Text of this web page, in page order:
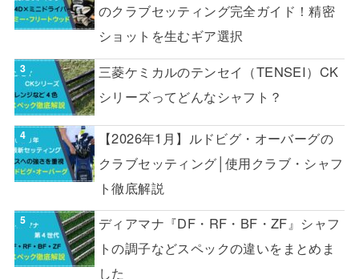
のクラブセッティング完全ガイド！精密
ショットを生むギア選択
三菱ケミカルのテンセイ（TENSEI）CK
シリーズってどんなシャフト？
【2026年1月】ルドビグ・オーバーグの
クラブセッティング│使用クラブ・シャフ
ト徹底解説
ディアマナ『DF・RF・BF・ZF』シャフ
トの調子などスペックの違いをまとめま
した